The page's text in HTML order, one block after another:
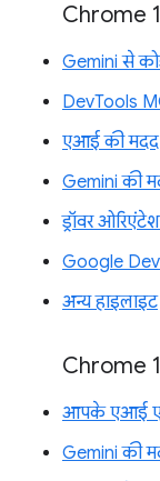
Chrome
Gemini से
DevTools
एआई की मदद
Gemini की
ड्रॉवर
Google
अन्य हाइलाइट
Chrome
आपके एआई
Gemini की